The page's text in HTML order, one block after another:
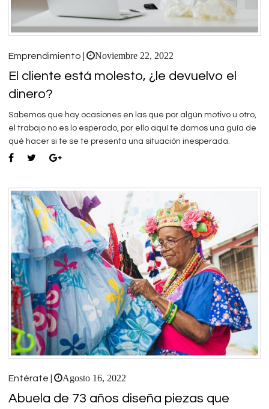
Emprendimiento | Noviembre 22, 2022
El cliente está molesto, ¿le devuelvo el
dinero?
Sabemos que hay ocasiones en las que por algún motivo u otro,
el trabajo no es lo esperado, por ello aquí te damos una guía de
qué hacer si te se te presenta una situación inesperada.
Entérate | Agosto 16, 2022
Abuela de 73 años diseña piezas que